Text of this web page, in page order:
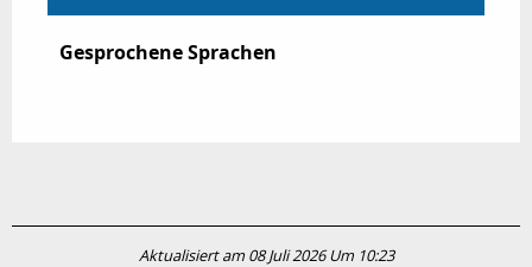
Gesprochene Sprachen
Gesprochene Sprachen
Aktualisiert am 08 Juli 2026 Um 10:23